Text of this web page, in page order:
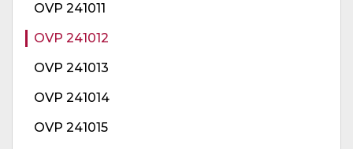
OVP 241011
OVP 241012
OVP 241013
OVP 241014
OVP 241015